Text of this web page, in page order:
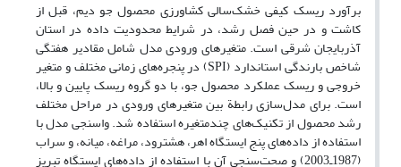
برآورد ریسک کیفی خشک‌سالی کشاورزی محصول جو دیم، قبل از
کاشت و در حین فصل رشد، در شرایط محدودیت داده در استان
آذربایجان شرقی است. متغیرهای ورودی مدل شامل مقادیر هفتگی
شاخص بارندگی استاندارد (SPI) در پنجره‌های زمانی مختلف و متغیر
خروجی و ریسک عملکرد محصول جو، با دو گروه ریسک پایین و بالا،
است. برای مدل‌سازی رابطة بین متغیرهای ورودی در مراحل مختلف
رشد محصول از تکنیک‌های چندمتغیره استفاده شد. واسنجی مدل با
استفاده از داده‌های پنج ایستگاه اهر، هشترود، مراغه، میانه، و سراب
(1987ـ2003) و صحت‌سنجی آن با استفاده از داده‌های ایستگاه تبریز